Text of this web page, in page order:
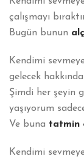
çalışmayı
Bugün bunun
Kendimi
gelecek
Şimdi her şeyin
yaşıyorum
Ve buna tatmin
Kendimi